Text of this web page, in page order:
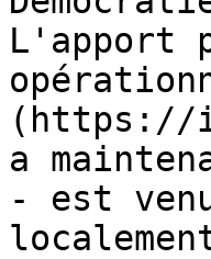
L'apport
(https://
a
- est